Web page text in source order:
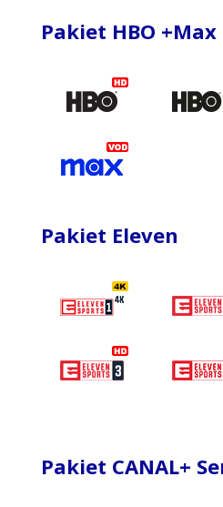
Pakiet HBO +Max
Pakiet Eleven
Pakiet CANAL+